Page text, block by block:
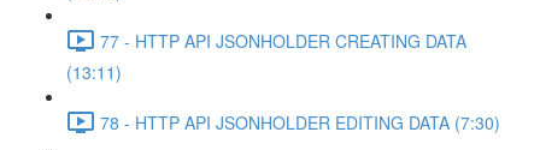
77 - HTTP API JSONHOLDER CREATING DATA
(13:11)
78 - HTTP API JSONHOLDER EDITING DATA (7:30)